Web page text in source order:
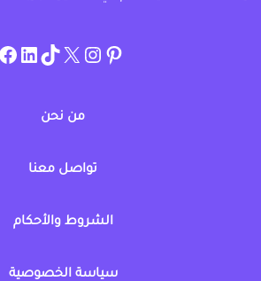
pinterest
twitter
TikTok
من نحن
تواصل معنا
الشروط والأحكام
سياسة الخصوصية